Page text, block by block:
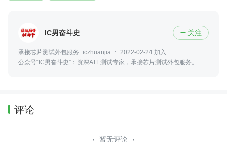
IC男奋斗史  关注
承接芯片测试外包服务+iczhuanjia
2022-02-24 加入
公众号“IC男奋斗史”：资深ATE测试专家，承接芯片测试外包服务。
评论
暂无评论